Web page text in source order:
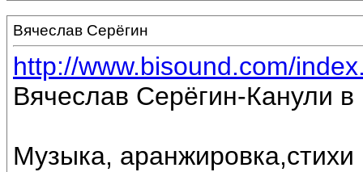
Вячеслав Серёгин
http://www.bisound.com/
Вячеслав Серёгин-Канули
Музыка,